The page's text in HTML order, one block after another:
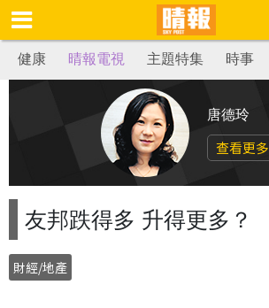
健康 晴報電視 主題特集 時事
唐德玲
查看更多
友邦跌得多 升得更多？
財經/地產